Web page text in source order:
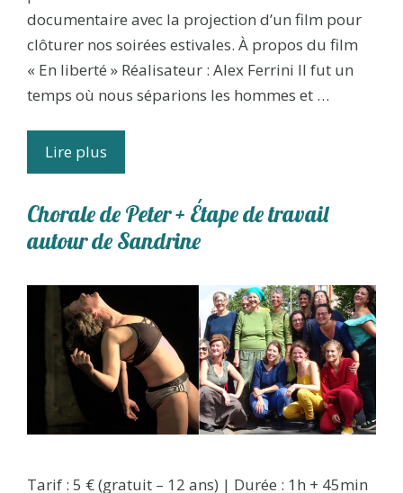
documentaire avec la projection d’un film pour
clôturer nos soirées estivales. À propos du film
« En liberté » Réalisateur : Alex Ferrini Il fut un
temps où nous séparions les hommes et …
Lire plus
Chorale de Peter + Étape de travail
autour de Sandrine
Tarif : 5 € (gratuit – 12 ans) | Durée : 1h + 45min